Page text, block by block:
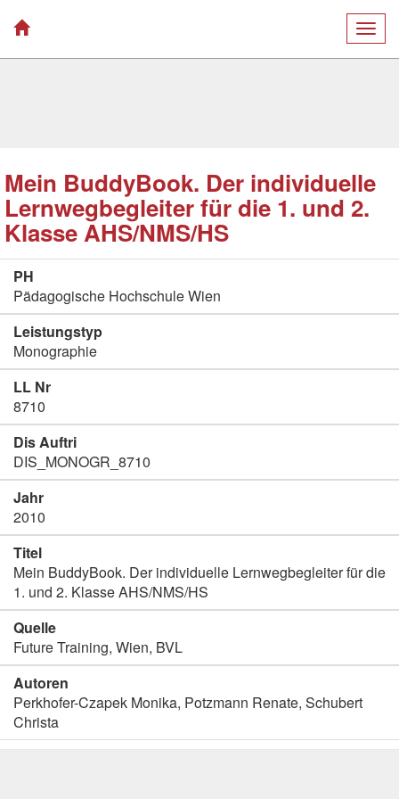
Mein BuddyBook. Der individuelle
Lernwegbegleiter für die 1. und 2.
Klasse AHS/NMS/HS
PH
Pädagogische Hochschule Wien
Leistungstyp
Monographie
LL Nr
8710
Dis Auftri
DIS_MONOGR_8710
Jahr
2010
Titel
Mein BuddyBook. Der individuelle Lernwegbegleiter für die
1. und 2. Klasse AHS/NMS/HS
Quelle
Future Training, Wien, BVL
Autoren
Perkhofer-Czapek Monika, Potzmann Renate, Schubert
Christa